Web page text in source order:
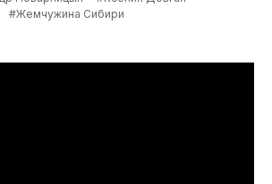
#Жемчужина Сибири